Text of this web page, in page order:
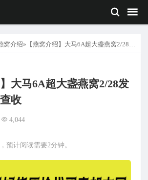
窝介绍»【燕窝介绍】大马6A超大盏燕窝2/28发货，请注意查收
】大马6A超大盏燕窝2/28发
收
4,044
预计阅读需要2分钟。